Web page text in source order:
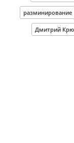
разминирование
Дмитрий